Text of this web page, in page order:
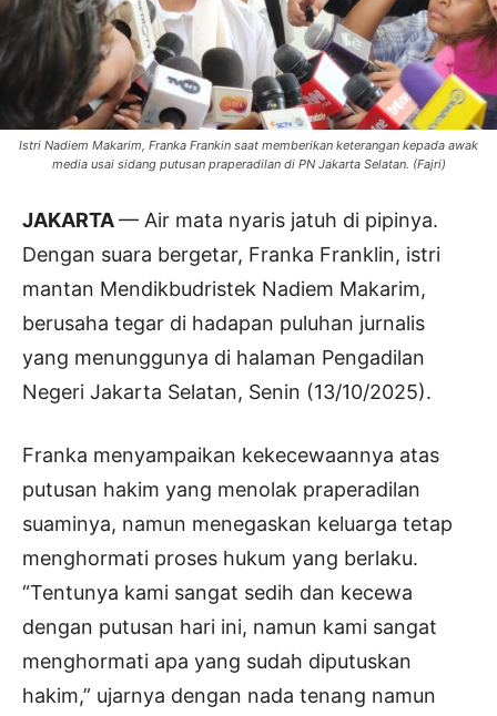
Istri Nadiem Makarim, Franka Frankin saat memberikan keterangan kepada awak
media usai sidang putusan praperadilan di PN Jakarta Selatan. (Fajri)
JAKARTA— Air mata nyaris jatuh di pipinya.
Dengan suara bergetar, Franka Franklin, istri
mantan Mendikbudristek Nadiem Makarim,
berusaha tegar di hadapan puluhan jurnalis
yang menunggunya di halaman Pengadilan
Negeri Jakarta Selatan, Senin (13/10/2025).
Franka menyampaikan kekecewaannya atas
putusan hakim yang menolak praperadilan
suaminya, namun menegaskan keluarga tetap
menghormati proses hukum yang berlaku.
“Tentunya kami sangat sedih dan kecewa
dengan putusan hari ini, namun kami sangat
menghormati apa yang sudah diputuskan
hakim,” ujarnya dengan nada tenang namun